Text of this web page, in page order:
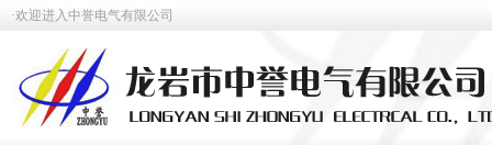
·欢迎进入中誉电气有限公司